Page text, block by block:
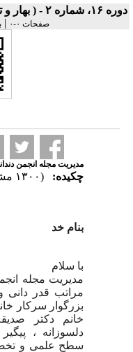
دوره ۱۶، شماره ۲ - ( بهار و تابستان ۱۴۰۰ )
صفحات ۰-۰
|
مدیریت مجله انجمن
چکیده: (۱۳۰۰ مشاهده)
بنام خد
با سلام
مدیریت مجله
مراتب قدر دانی
بزرگوار سرکار
خانم دکتر
دلسوزانه ،
سطح علمی و